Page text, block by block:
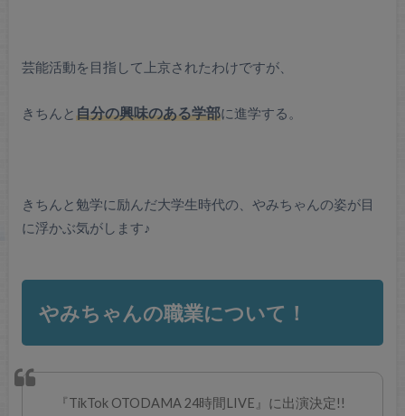
芸能活動を目指して上京されたわけですが、
きちんと自分の興味のある学部に進学する。
きちんと勉学に励んだ大学生時代の、やみちゃんの姿が目
に浮かぶ気がします♪
やみちゃんの職業について！
『TikTok OTODAMA 24時間LIVE』に出演決定!!